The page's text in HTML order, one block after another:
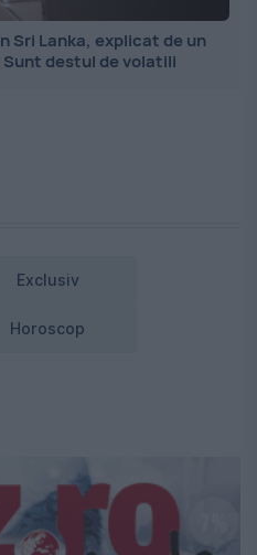
Sri Lanka, explicat de un
destul de volatili
Exclusiv
Horoscop